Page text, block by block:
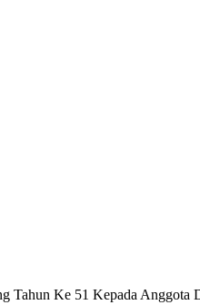
Tahun Ke 51 Kepada